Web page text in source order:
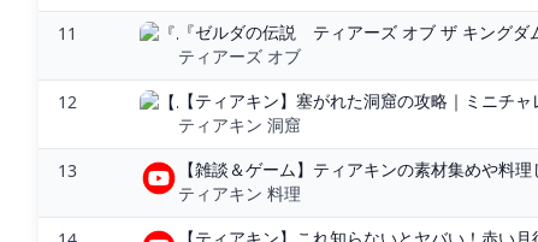
11
『ゼルダの伝説 ティアーズ オブ ザ キングダ
ティアーズ オブ
12
【ティアキン】塞がれた洞窟の攻略｜ミニチ
ティアキン 洞窟
13
【雑談＆ゲーム】ティアキンの素材集めや料
ティアキン 料理